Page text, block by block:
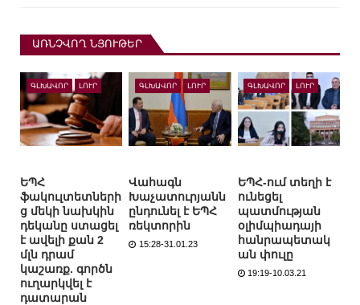
ԱՌՆՉՎՈՂ ՆՅՈՒԹԵՐ
ԳԼԽԱՎՈՐ ԼՈՒՐ
ԵՊՀ
ֆակուլտետների
ց մեկի նախկին
դեկանը ստացել
է ավելի քան 2
մլն դրամ
կաշառք. գործն
ուղարկվել է
դատարան
ԳԼԽԱՎՈՐ ԼՈՒՐ
Վահագն
Խաչատուրյանն
ընդունել է ԵՊՀ
ռեկտորին
15:28-31.01.23
ԳԼԽԱՎՈՐ ԼՈՒՐ
ԵՊՀ-ում տեղի է
ունեցել
պատմության
օլիմպիադայի
հանրապետակ
ան փուլը
19:19-10.03.21